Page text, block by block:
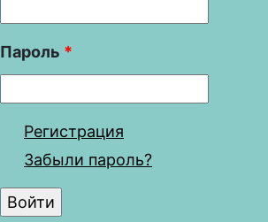
Пароль *
Регистрация
Забыли пароль?